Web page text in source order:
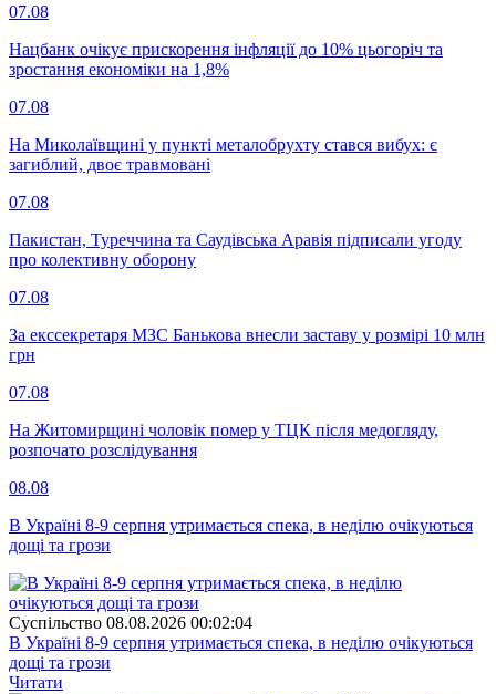
07.08
Нацбанк очікує прискорення інфляції до 10% цьогоріч та
зростання економіки на 1,8%
07.08
На Миколаївщині у пункті металобрухту стався вибух: є
загиблий, двоє травмовані
07.08
Пакистан, Туреччина та Саудівська Аравія підписали угоду
про колективну оборону
07.08
За екссекретаря МЗС Банькова внесли заставу у розмірі 10 млн
грн
07.08
На Житомирщині чоловік помер у ТЦК після медогляду,
розпочато розслідування
08.08
В Україні 8-9 серпня утримається спека, в неділю очікуються
дощі та грози
Суспiльство 08.08.2026 00:02:04
В Україні 8-9 серпня утримається спека, в неділю очікуються
дощі та грози
Читати